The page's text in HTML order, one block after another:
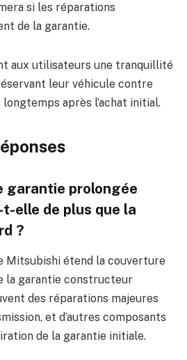
si les réparations
de la garantie.
aux utilisateurs une tranquillité
leur véhicule contre
après l’achat initial.
garantie prolongée
elle de plus que la
?
Mitsubishi étend la couverture
la garantie constructeur
des réparations majeures
et d’autres composants
de la garantie initiale.